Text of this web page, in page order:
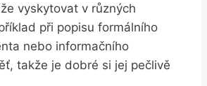
vyskytovat‍ v různých
při popisu formálního
nebo​ informačního
takže je dobré si jej pečlivě